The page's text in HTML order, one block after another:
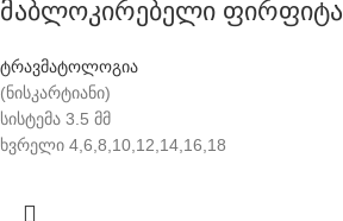
მაბლოკირებელი ფირფიტა
ტრავმატოლოგია
(ნისკარტიანი)
სისტემა 3.5 მმ
ხვრელი 4,6,8,10,12,14,16,18